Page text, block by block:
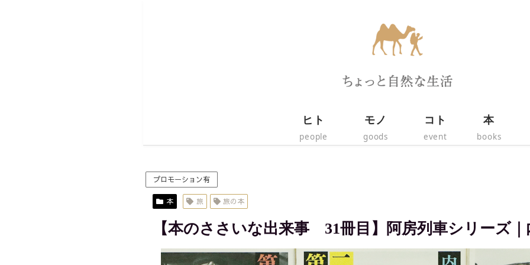
ヒト
people
モノ
goods
コト
event
本
books
プロモーション有
本 旅 旅の本
【本のささいな出来事 31冊目】阿房列車シリーズ｜